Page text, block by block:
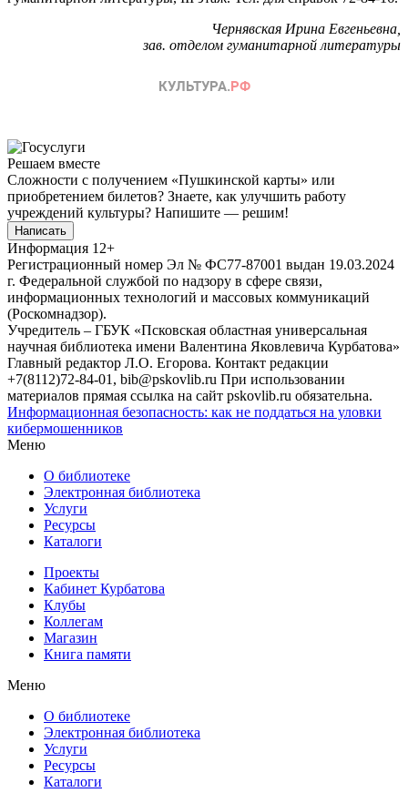
Чернявская Ирина Евгеньевна,
зав. отделом гуманитарной литературы
Решаем вместе
Сложности с получением «Пушкинской карты» или
приобретением билетов? Знаете, как улучшить работу
учреждений культуры? Напишите — решим!
Написать
Информация 12+
Регистрационный номер Эл № ФС77-87001 выдан 19.03.2024
г. Федеральной службой по надзору в сфере связи,
информационных технологий и массовых коммуникаций
(Роскомнадзор).
Учредитель – ГБУК «Псковская областная универсальная
научная библиотека имени Валентина Яковлевича Курбатова»
Главный редактор Л.О. Егорова. Контакт редакции
+7(8112)72-84-01, bib@pskovlib.ru При использовании
материалов прямая ссылка на сайт pskovlib.ru обязательна.
Информационная безопасность: как не поддаться на уловки
кибермошенников
Меню
О библиотеке
Электронная библиотека
Услуги
Ресурсы
Каталоги
Проекты
Кабинет Курбатова
Клубы
Коллегам
Магазин
Книга памяти
Меню
О библиотеке
Электронная библиотека
Услуги
Ресурсы
Каталоги